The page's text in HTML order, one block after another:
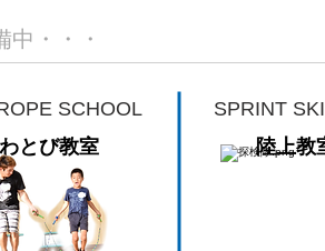
中・・・
SCHOOL
SPRINT
とび教室
陸上教